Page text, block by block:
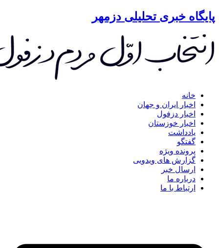
خبری تحلیلی دزمهر
خانه
اخبار ایران و جهان
اخبار دزفول
اخبار خوزستان
یادداشت
گفتگو
پرونده ویژه
گزارش های ویدویی
ارسال خبر
درباره ما
ارتباط با ما